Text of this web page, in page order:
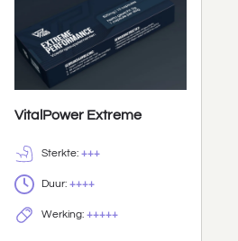
VitalPower Extreme
Sterkte: +++
Duur: ++++
Werking: +++++